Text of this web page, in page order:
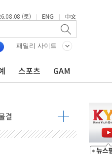
(토) | ENG | 中文
패밀리 사이트
스포츠 GAM
목소리 내야"
견
전 고조
국정"